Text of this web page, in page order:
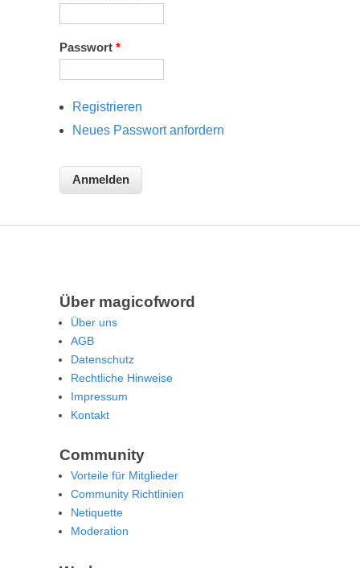
Passwort *
Registrieren
Neues Passwort anfordern
Über magicofword
Über uns
AGB
Datenschutz
Rechtliche Hinweise
Impressum
Kontakt
Community
Vorteile für Mitglieder
Community Richtlinien
Netiquette
Moderation